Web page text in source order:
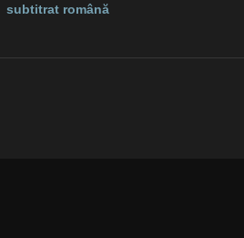
subtitrat română